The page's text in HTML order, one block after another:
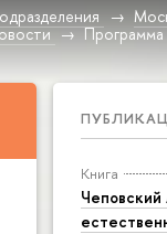
Книга
Чеповский